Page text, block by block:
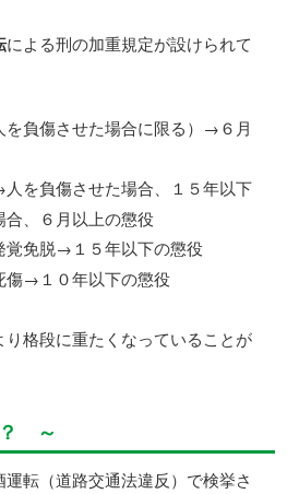
による刑の加重規定が設けられて
を負傷させた場合に限る）→６月
を負傷させた場合、１５年以下
、６月以上の懲役
覚免脱→１５年以下の懲役
傷→１０年以下の懲役
り格段に重たくなっていることが
～
転（道路交通法違反）で検挙さ